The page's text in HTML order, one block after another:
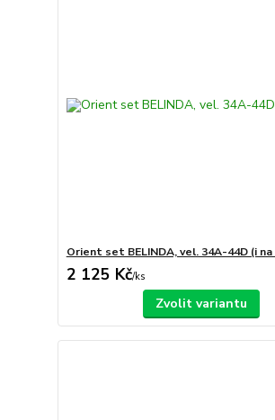
Orient set BELINDA, vel. 34A-44D (i na
2 125 Kč/ks
Zvolit variantu